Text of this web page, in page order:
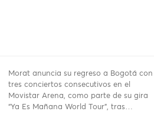
Morat anuncia su regreso a Bogotá con
tres conciertos consecutivos en el
Movistar Arena, como parte de su gira
“Ya Es Mañana World Tour”, tras…